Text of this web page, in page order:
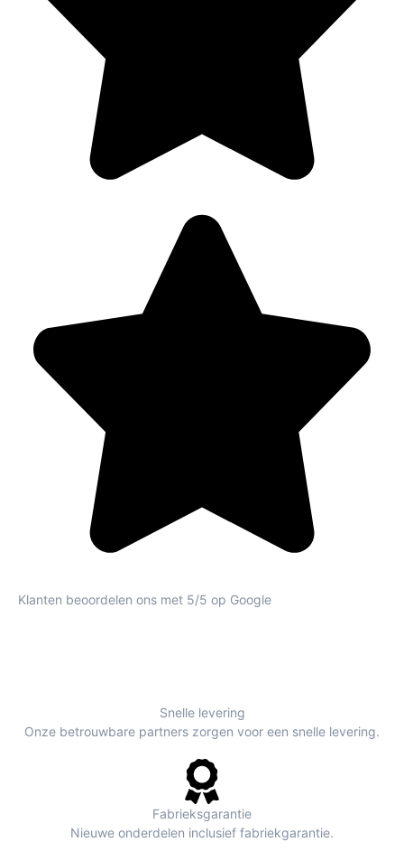
Klanten beoordelen ons met 5/5 op Google
Snelle levering
Onze betrouwbare partners zorgen voor een snelle levering.
Fabrieksgarantie
Nieuwe onderdelen inclusief fabriekgarantie.